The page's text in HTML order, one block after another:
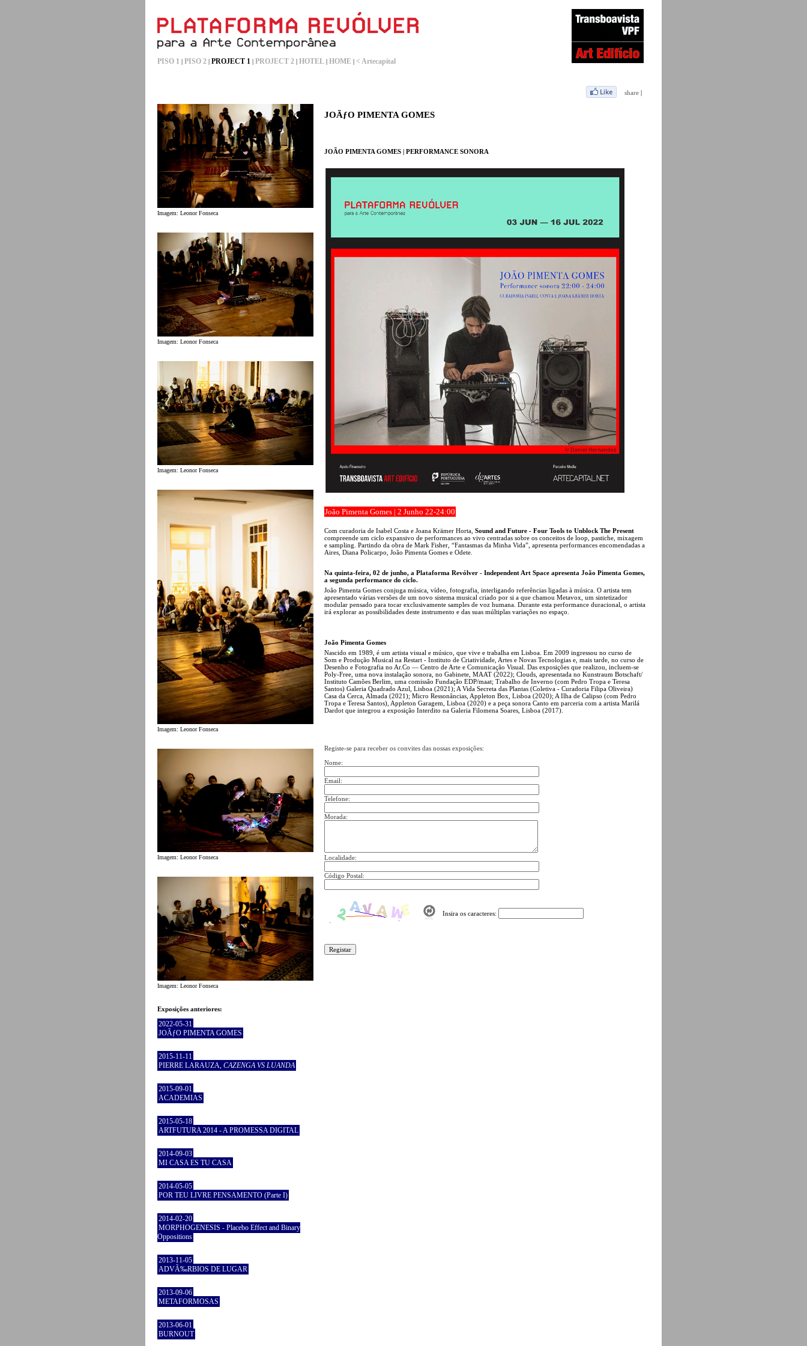
PISO 1 | PISO 2 | PROJECT 1 | PROJECT 2 | HOTEL | HOME | < Artecapital
Imagem: Leonor Fonseca
Imagem: Leonor Fonseca
Imagem: Leonor Fonseca
Imagem: Leonor Fonseca
Imagem: Leonor Fonseca
Imagem: Leonor Fonseca
Exposições anteriores:
2022-05-31
JOÃƒO PIMENTA GOMES
2015-11-11
PIERRE LARAUZA, CAZENGA VS LUANDA
2015-09-01
ACADEMIAS
2015-05-18
ARTFUTURA 2014 - A PROMESSA DIGITAL
2014-09-03
MI CASA ES TU CASA
2014-05-05
POR TEU LIVRE PENSAMENTO (Parte I)
2014-02-20
MORPHOGENESIS - Placebo Effect and Binary
Oppositions
2013-11-05
ADVÃ‰RBIOS DE LUGAR
2013-09-06
METAFORMOSAS
2013-06-01
BURNOUT
share |
JOÃƒO PIMENTA GOMES
JOÃO PIMENTA GOMES | PERFORMANCE SONORA
João Pimenta Gomes | 2 Junho 22-24:00
Com curadoria de Isabel Costa e Joana Krämer Horta, Sound and Future - Four Tools to Unblock The Present
compreende um ciclo expansivo de performances ao vivo centradas sobre os conceitos de loop, pastiche, mixagem
e sampling. Partindo da obra de Mark Fisher, “Fantasmas da Minha Vida”, apresenta performances encomendadas a
Aires, Diana Policarpo, João Pimenta Gomes e Odete.
Na quinta-feira, 02 de junho, a Plataforma Revólver - Independent Art Space apresenta João Pimenta Gomes,
a segunda performance do ciclo.
João Pimenta Gomes conjuga música, vídeo, fotografia, interligando referências ligadas à música. O artista tem
apresentado várias versões de um novo sistema musical criado por si a que chamou Metavox, um sintetizador
modular pensado para tocar exclusivamente samples de voz humana. Durante esta performance duracional, o artista
irá explorar as possibilidades deste instrumento e das suas múltiplas variações no espaço.
João Pimenta Gomes
Nascido em 1989, é um artista visual e músico, que vive e trabalha em Lisboa. Em 2009 ingressou no curso de
Som e Produção Musical na Restart - Instituto de Criatividade, Artes e Novas Tecnologias e, mais tarde, no curso de
Desenho e Fotografia no Ar.Co — Centro de Arte e Comunicação Visual. Das exposições que realizou, incluem-se
Poly-Free, uma nova instalação sonora, no Gabinete, MAAT (2022); Clouds, apresentada no Kunstraum Botschaft/
Instituto Camões Berlim, uma comissão Fundação EDP/maat; Trabalho de Inverno (com Pedro Tropa e Teresa
Santos) Galeria Quadrado Azul, Lisboa (2021); A Vida Secreta das Plantas (Coletiva - Curadoria Filipa Oliveira)
Casa da Cerca, Almada (2021); Micro Ressonâncias, Appleton Box, Lisboa (2020); A Ilha de Calipso (com Pedro
Tropa e Teresa Santos), Appleton Garagem, Lisboa (2020) e a peça sonora Canto em parceria com a artista Marilá
Dardot que integrou a exposição Interdito na Galeria Filomena Soares, Lisboa (2017).
Registe-se para receber os convites das nossas exposições:
Nome:
Email:
Telefone:
Morada:
Localidade:
Código Postal:
Insira os caracteres: